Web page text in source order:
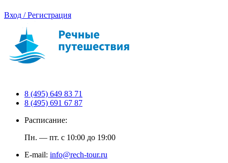
Вход / Регистрация
8 (495) 649 83 71
8 (495) 691 67 87
Расписание:
Пн. — пт. с 10:00 до 19:00
E-mail: info@rech-tour.ru